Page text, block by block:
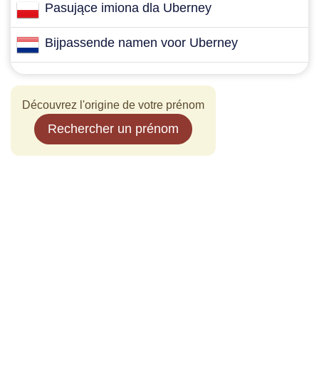
Pasujące imiona dla Uberney
Bijpassende namen voor Uberney
Découvrez l'origine de votre prénom
Rechercher un prénom